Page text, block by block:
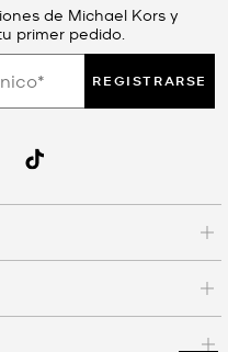
de Michael Kors y
primer pedido.
REGISTRARSE